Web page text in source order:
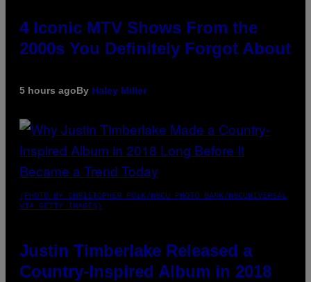
4 Iconic MTV Shows From the
2000s You Definitely Forgot About
5 hours agoBy Haley Miller
(PHOTO BY CHRISTOPHER POLK/NBCU PHOTO BANK/NBCUNIVERSAL
VIA GETTY IMAGES)
Justin Timberlake Released a
Country-Inspired Album in 2018